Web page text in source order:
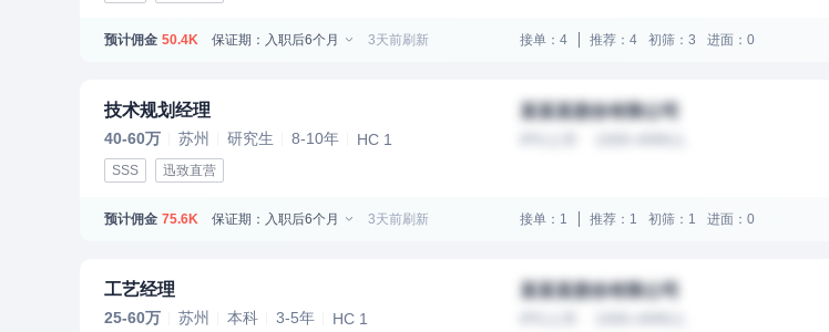
预计佣金 50.4K 保证期：入职后6个月 3天前刷新 接单：4 推荐：4 初筛：3 进面：0
技术规划经理
40-60万 苏州 研究生 8-10年 HC 1
SSS 迅致直营
某某某股份有限公司
预计佣金 75.6K 保证期：入职后6个月 3天前刷新 接单：1 推荐：1 初筛：1 进面：0
工艺经理
25-60万 苏州 本科 3-5年 HC 1
某某某股份有限公司